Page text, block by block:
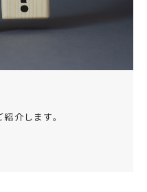
介します。